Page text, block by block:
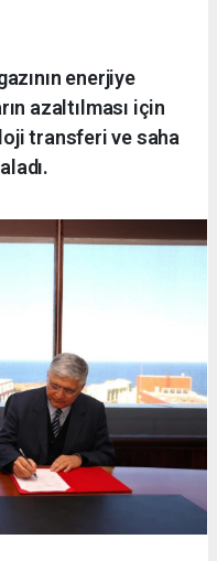
enerjiye
azaltılması için
transferi ve saha